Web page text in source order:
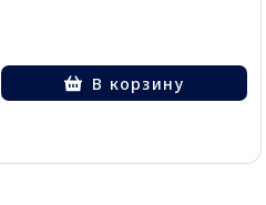
В корзину